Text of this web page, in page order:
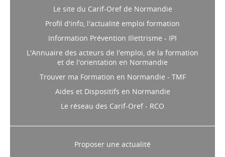
Le site du Carif-Oref de Normandie
Profil d'info, l'actualité emploi formation
Information Prévention Illettrisme - IPI
L'Annuaire des acteurs de l'emploi, de la formation
et de l'orientation en Normandie
Trouver ma Formation en Normandie - TMF
Aides et Dispositifs en Normandie
Le réseau des Carif-Oref - RCO
Proposer une actualité